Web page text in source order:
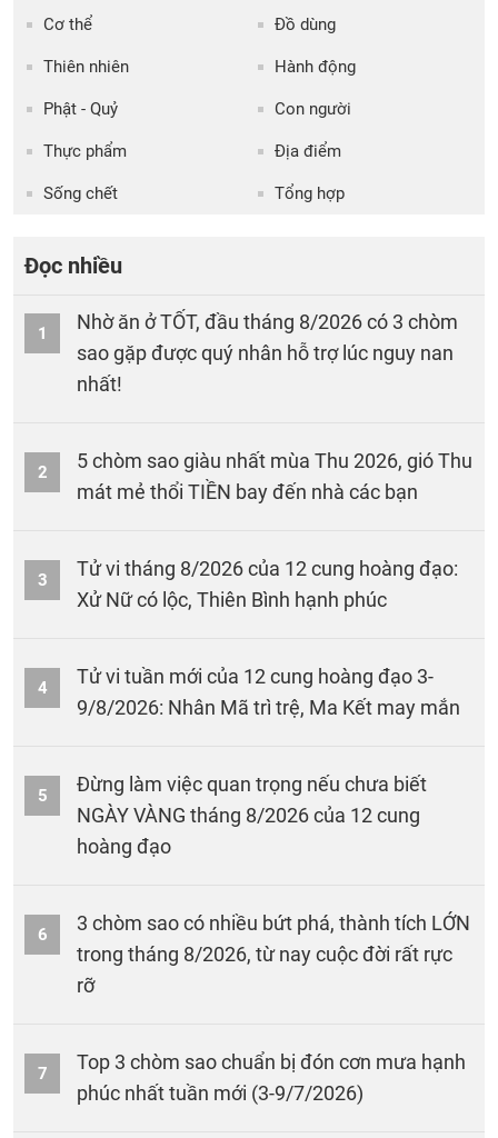
Cơ thể Đồ dùng
Thiên nhiên Hành động
Phật - Quỷ Con người
Thực phẩm Địa điểm
Sống chết Tổng hợp
Đọc nhiều
1
Nhờ ăn ở TỐT, đầu tháng 8/2026 có 3 chòm
sao gặp được quý nhân hỗ trợ lúc nguy nan
nhất!
2
5 chòm sao giàu nhất mùa Thu 2026, gió Thu
mát mẻ thổi TIỀN bay đến nhà các bạn
3
Tử vi tháng 8/2026 của 12 cung hoàng đạo:
Xử Nữ có lộc, Thiên Bình hạnh phúc
4
Tử vi tuần mới của 12 cung hoàng đạo 3-
9/8/2026: Nhân Mã trì trệ, Ma Kết may mắn
5
Đừng làm việc quan trọng nếu chưa biết
NGÀY VÀNG tháng 8/2026 của 12 cung
hoàng đạo
6
3 chòm sao có nhiều bứt phá, thành tích LỚN
trong tháng 8/2026, từ nay cuộc đời rất rực
rỡ
7
Top 3 chòm sao chuẩn bị đón cơn mưa hạnh
phúc nhất tuần mới (3-9/7/2026)